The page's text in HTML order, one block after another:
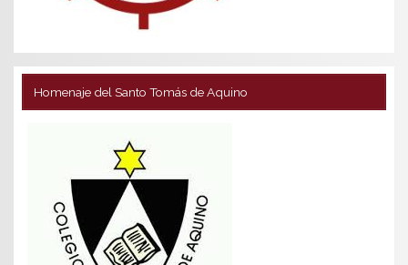
Homenaje del Santo Tomás de Aquino